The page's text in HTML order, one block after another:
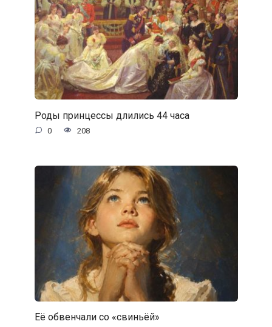
Роды принцессы длились 44 часа
0 208
Её обвенчали со «свиньёй»